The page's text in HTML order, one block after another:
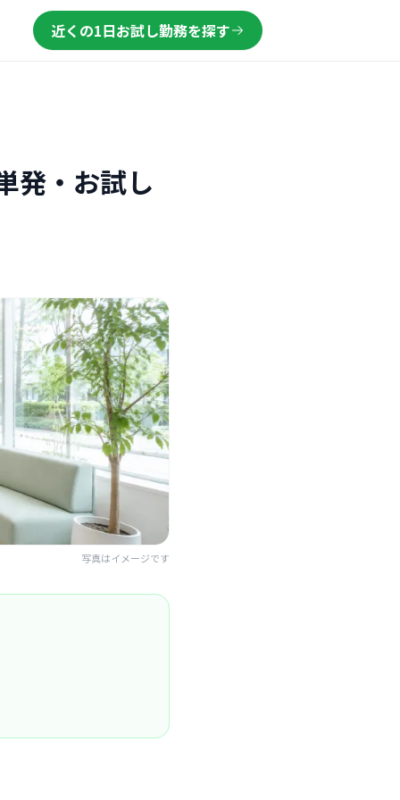
近くの1日お試し勤務を探す
発・お試し
写真はイメージです